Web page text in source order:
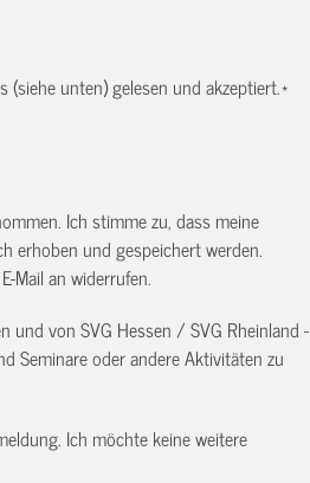
(siehe unten) gelesen und akzeptiert.*
Ich stimme zu, dass meine
erhoben und gespeichert werden.
Mail anwiderrufen.
und von SVG Hessen / SVG Rheinland -
Seminare oder andere Aktivitäten zu
Ich möchte keine weitere